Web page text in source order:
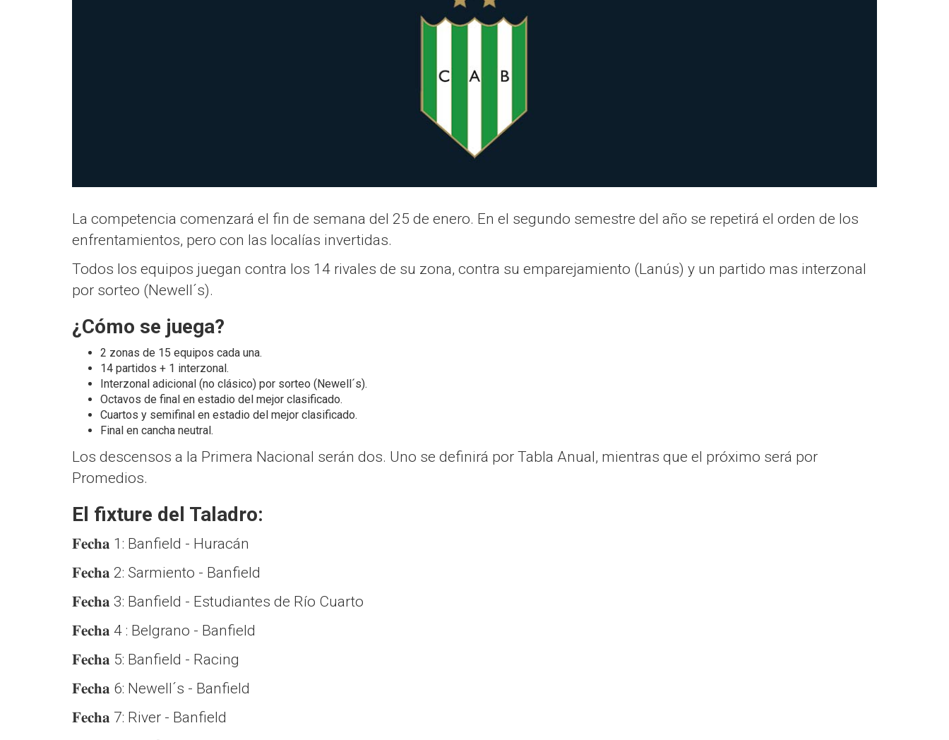
La competencia comenzará el fin de semana del 25 de enero. En el segundo semestre del año se repetirá el orden de los
enfrentamientos, pero con las localías invertidas.
Todos los equipos juegan contra los 14 rivales de su zona, contra su emparejamiento (Lanús) y un partido mas interzonal
por sorteo (Newell´s).
¿Cómo se juega?
2 zonas de 15 equipos cada una.
14 partidos + 1 interzonal.
Interzonal adicional (no clásico) por sorteo (Newell´s).
Octavos de final en estadio del mejor clasificado.
Cuartos y semifinal en estadio del mejor clasificado.
Final en cancha neutral.
Los descensos a la Primera Nacional serán dos. Uno se definirá por Tabla Anual, mientras que el próximo será por
Promedios.
El fixture del Taladro:
𝐅𝐞𝐜𝐡𝐚 1: Banfield - Huracán
𝐅𝐞𝐜𝐡𝐚 2: Sarmiento - Banfield
𝐅𝐞𝐜𝐡𝐚 3: Banfield - Estudiantes de Río Cuarto
𝐅𝐞𝐜𝐡𝐚 4 : Belgrano - Banfield
𝐅𝐞𝐜𝐡𝐚 5: Banfield - Racing
𝐅𝐞𝐜𝐡𝐚 6: Newell´s - Banfield
𝐅𝐞𝐜𝐡𝐚 7: River - Banfield